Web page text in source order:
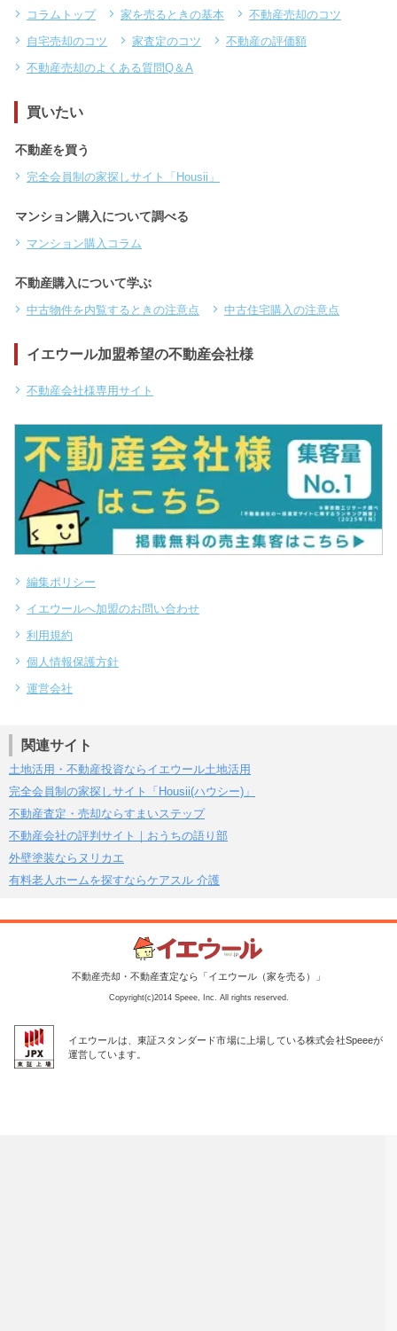
コラムトップ 家を売るときの基本
不動産売却のコツ
自宅売却のコツ
家査定のコツ
不動産の評価額
不動産売却のよくある質問Q＆A
買いたい
不動産を買う
完全会員制の家探しサイト「Housii」
マンション購入について調べる
マンション購入コラム
不動産購入について学ぶ
中古物件を内覧するときの注意点 中古住宅購入の注意点
イエウール加盟希望の不動産会社様
不動産会社様専用サイト
編集ポリシー
イエウールへ加盟のお問い合わせ
利用規約
個人情報保護方針
運営会社
関連サイト
土地活用・不動産投資ならイエウール土地活用
完全会員制の家探しサイト「Housii(ハウシー)」
不動産査定・売却ならすまいステップ
不動産会社の評判サイト｜おうちの語り部
外壁塗装ならヌリカエ
有料老人ホームを探すならケアスル 介護
不動産売却・不動産査定なら「イエウール（家を売る）」
Copyright(c)2014 Speee, Inc. All rights reserved.
イエウールは、東証スタンダード市場に上場している株式会社Speeeが
運営しています。